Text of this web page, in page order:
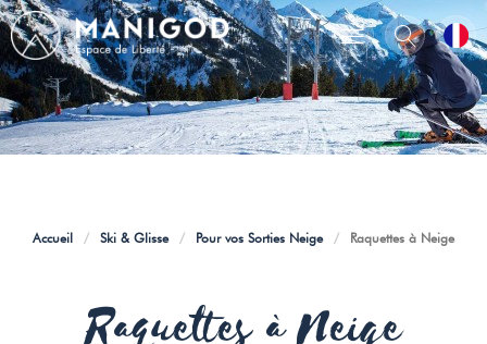
Accueil / Ski & Glisse / Pour vos Sorties Neige / Raquettes à Neige
Raquettes à Neige